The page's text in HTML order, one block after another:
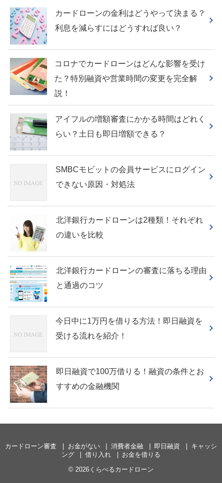
カードローンの金利はどうやって決まる？
利息を減らすにはどうすれば良い？
コロナでカードローンはどんな影響を受け
た？特別融資や営業時間の変更を完全解
説！
アイフルの増額審査にかかる時間はどれく
らい？土日も即日増額できる？
SMBCモビットの会員サービスにログイン
できない原因・対処法
北洋銀行カードローンは2種類！それぞれ
の違いを比較
北洋銀行カードローンの審査に落ちる理由
と通過のコツ
今日中に1万円を借りる方法！即日融資を
受ける流れを紹介！
即日融資で100万借りる！融資の条件とお
すすめの金融機関
カードローン審査 お金がない 消費者金融 即日融資
キャッシ
ング
借り入れ
お金を借りる
© 2026くらべるカードローン